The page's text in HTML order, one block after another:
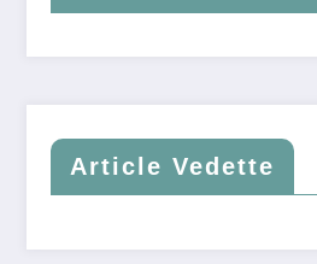
Article Vedette